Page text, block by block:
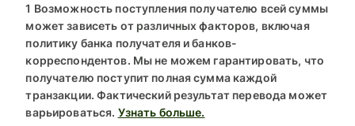
1 Возможность поступления получателю всей суммы
может зависеть от различных факторов, включая
политику банка получателя и банков-
корреспондентов. Мы не можем гарантировать, что
получателю поступит полная сумма каждой
транзакции. Фактический результат перевода может
варьироваться. Узнать больше.